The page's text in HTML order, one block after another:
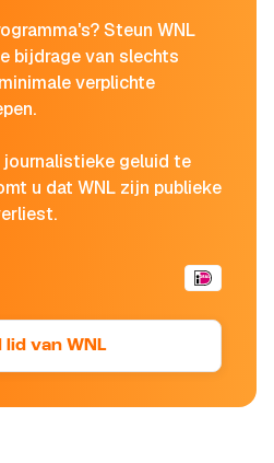
Steun WNL
bijdrage van slechts
verplichte
journalistieke geluid te
u dat WNL zijn publieke
lid van WNL